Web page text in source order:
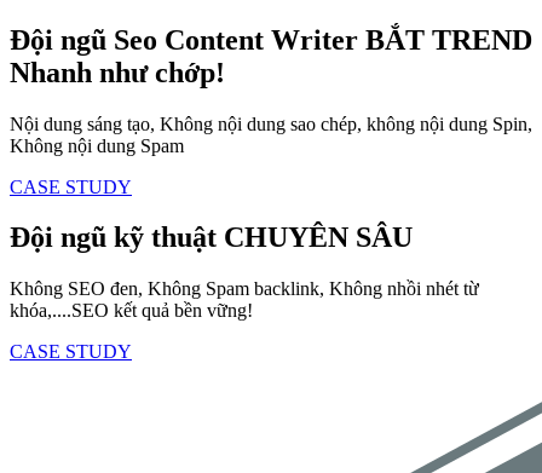
Đội ngũ Seo Content Writer BẮT TREND
Nhanh như chớp!
Nội dung sáng tạo, Không nội dung sao chép, không nội dung Spin,
Không nội dung Spam
CASE STUDY
Đội ngũ kỹ thuật CHUYÊN SÂU
Không SEO đen, Không Spam backlink, Không nhồi nhét từ
khóa,....SEO kết quả bền vững!
CASE STUDY